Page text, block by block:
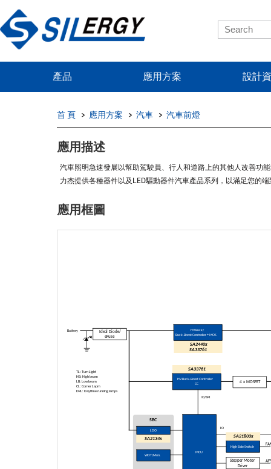
產品 應用方案 設計
首 頁 應用方案 汽車 汽車前燈
應用描述
汽車照明急速發展以幫助駕駛員、行人和道路上的其他人改善功
力杰提供各種器件以及LED驅動器件汽車產品系列，以滿足您的
應用框圖
SBC
Battery
IO
4 x MOSFET
Stepper Motor
Driver
IO/SPI
WDT/Mon.
Ideal Diode/
eFuse
SA2134x
LDO
SA33761
HV Buck-Boost Controller
CC
SA2440x
SA33761
HV Buck/
Buck-Boost Controller + MOS
MCU
High Side Switch
SA21803x
TL: Turn Light
HB: High beam
LB: Low beam
CL: Corner Lapm
DRL: Daytime running lamps